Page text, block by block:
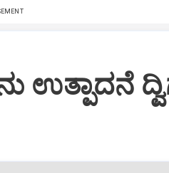
ಉತ್ಪಾದನೆ